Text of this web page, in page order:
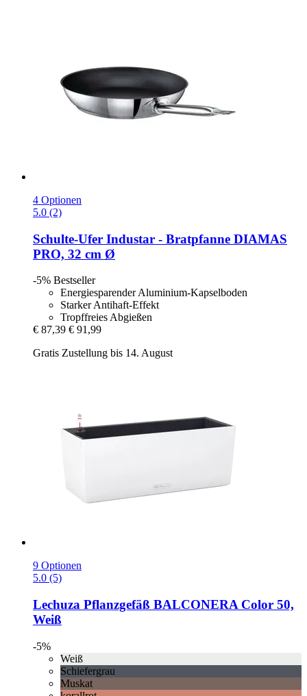
4 Optionen
5.0 (2)
Schulte-Ufer Industar -​ Bratpfanne DIAMAS
PRO, 32 cm Ø
-5% Bestseller
Energiesparender Aluminium-Kapselboden
Starker Antihaft-Effekt
Tropffreies Abgießen
€ 87,39 € 91,99
Gratis Zustellung bis 14. August
9 Optionen
5.0 (5)
Lechuza Pflanzgefäß BALCONERA Color 50,
Weiß
-5%
Weiß
Schiefergrau
Muskat